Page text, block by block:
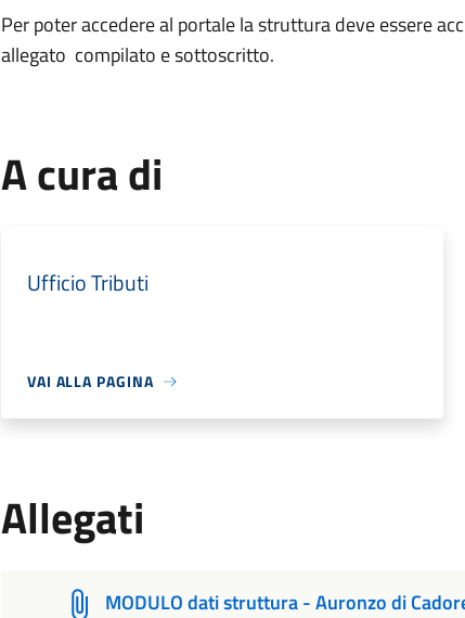
Per poter accedere al portale la struttura deve essere
allegato compilato e sottoscritto.
A cura di
Ufficio Tributi
VAI ALLA PAGINA
Allegati
MODULO dati struttura - Auronzo di